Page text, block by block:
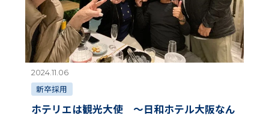
2024.11.06
新卒採用
ホテリエは観光大使 ～日和ホテル大阪なん